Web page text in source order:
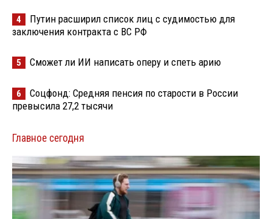
4
Путин расширил список лиц с судимостью для
заключения контракта с ВС РФ
5 Сможет ли ИИ написать оперу и спеть арию
6
Соцфонд: Средняя пенсия по старости в России
превысила 27,2 тысячи
Главное сегодня